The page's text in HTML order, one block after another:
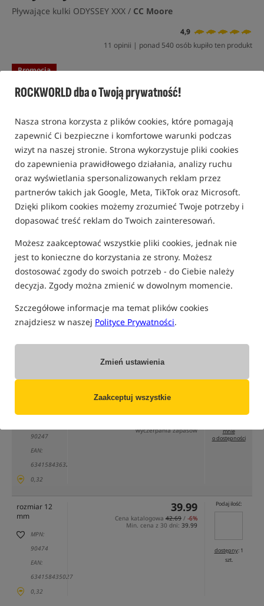
ROCKWORLD dba o Twoją prywatność!
Nasza strona korzysta z plików cookies, które pomagają
zapewnić Ci bezpieczne i komfortowe warunki podczas
wizyt na naszej stronie. Strona wykorzystuje pliki cookies
do zapewnienia prawidłowego działania, analizy ruchu
oraz wyświetlania spersonalizowanych reklam przez
partnerów takich jak Google, Meta, TikTok oraz Microsoft.
Dzięki plikom cookies możemy zrozumieć Twoje potrzeby i
dopasować treść reklam do Twoich zainteresowań.
Możesz zaakceptować wszystkie pliki cookies, jednak nie
jest to konieczne do korzystania ze strony. Możesz
dostosować zgody do swoich potrzeb - do Ciebie należy
decyzja. Zgody można zmienić w dowolnym momencie.
Szczegółowe informacje ma temat plików cookies
znajdziesz w naszej Polityce Prywatności.
Zmień ustawienia
Zaakceptuj wszystkie
Pływające kulki ODYSSEY XXX / CC Moore
4,9
11 opinii | ponad 540 osób kupiło ten produkt
Promocja
90247
EAN:
634158436321
0,32
Min. cena z 30 dni:38.99
wyczerpania zapasów
mnie
o dostępności
rozmiar 12
mm
MPN:
90474
EAN:
634158435027
0,32
39.99
Cena katalogowa 42.69 / -6%
Min. cena z 30 dni: 39.99
Podaj ilość:
dostępny: 1
szt.